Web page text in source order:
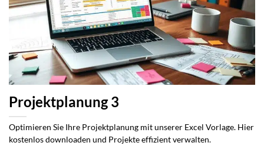
Projektplanung 3
Optimieren Sie Ihre Projektplanung mit unserer Excel Vorlage. Hier
kostenlos downloaden und Projekte effizient verwalten.